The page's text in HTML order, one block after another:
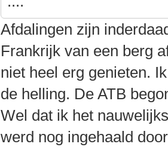
Afdalingen zijn
Frankrijk van een berg
niet heel erg genieten.
de helling. De ATB
Wel dat ik het
werd nog ingehaald